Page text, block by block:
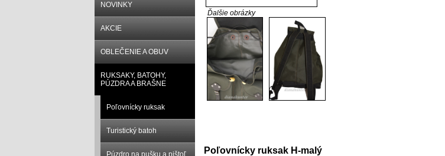
NOVINKY
AKCIE
OBLEČENIE A OBUV
RUKSAKY, BATOHY,
PÚZDRA A BRAŠNE
Poľovnícky ruksak
Turistický batoh
Púzdro na pušku a pištoľ
Ďalšie obrázky
Poľovnícky ruksak H-malý